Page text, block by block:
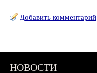
Добавить комментарий
НОВОСТИ